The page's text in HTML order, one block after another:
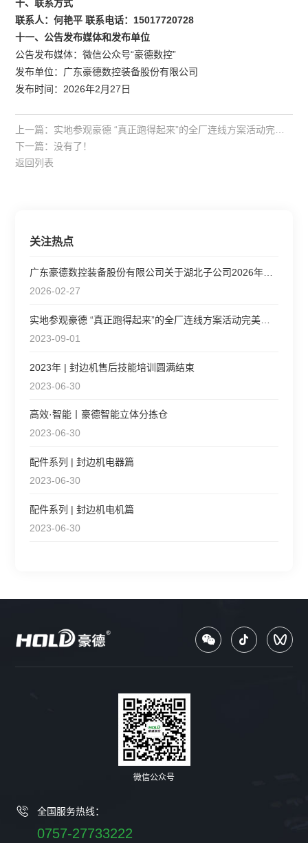
十、联系方式
联系人：何艳平 联系电话：15017720728
十一、公告发布媒体和发布单位
公告发布媒体：微信公众号“豪德数控”
发布单位：广东豪德数控装备股份有限公司
发布时间：2026年2月27日
上一篇： 实地参观豪德 “真正跑得起来”的全厂连线方案活动完美收官，再接再厉！
返回列表
下一篇：没有了！
关注热点
广东豪德数控装备股份有限公司关于湖北子公司2026年二期综合
2026-02-27
实地参观豪德 “真正跑得起来”的全厂连线方案活动完美收官，再
2023-09-01
2023年 | 封边机售后技能培训圆满结束
2023-06-30
高效·智能丨豪德智能立体分拣仓
2023-06-30
配件系列 | 封边机电器篇
2023-06-30
配件系列 | 封边机电机篇
2023-06-30
微信公众号
全国服务热线：
0757-27733222